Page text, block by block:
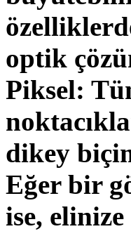
optik
Piksel:
dikey
Eğer bir
ise,